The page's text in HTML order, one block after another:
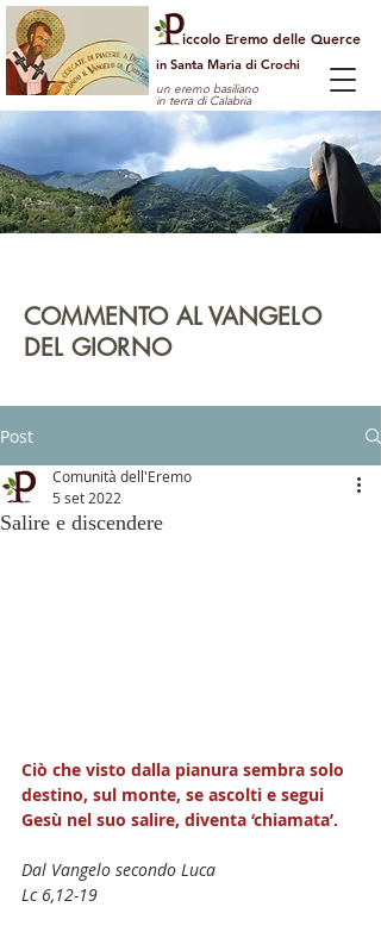
iccolo Eremo delle Querce
in Santa Maria di Crochi
un eremo basiliano
in terra di Calabria
COMMENTO AL VANGELO
DEL GIORNO
Post
Salire e discendere
Comunità dell'Eremo
5 set 2022
Ciò che visto dalla pianura sembra solo
destino, sul monte, se ascolti e segui
Gesù nel suo salire, diventa ‘chiamata’.
Dal Vangelo secondo Luca
Lc 6,12-19